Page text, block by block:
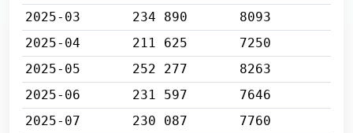
2025-03
234 890
8093
2025-04
211 625
7250
2025-05
252 277
8263
2025-06
231 597
7646
2025-07
230 087
7760